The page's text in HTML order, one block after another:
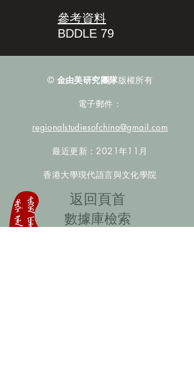
參考資料
BDDLE 79
© 金由美研究團隊版權所有
電子郵件：
regionalstudiesofchina@gmail.com
最近更新：2021年11月
香港大學現代語言與文化學院
​返回頁首
數據庫檢索